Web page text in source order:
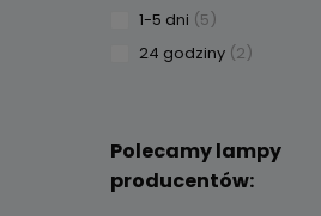
1-5 dni (5)
24 godziny (2)
Polecamy lampy
producentów: